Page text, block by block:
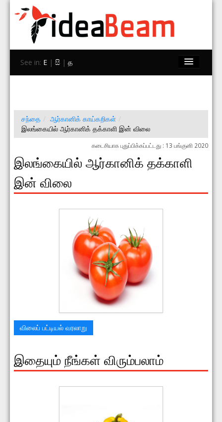
See in: E | සි | த
சந்தை
இடங்கள்
IdeaBeam
தொடர்பு கொள்ள
சந்தை / ஆர்கானிக் காய்கறிகள் /
இலங்கையில் ஆர்கானிக் தக்காளி இன் விலை
கடைசியாக புதுப்பிக்கப்பட்டது : 13 பங்குனி 2020
இலங்கையில் ஆர்கானிக் தக்காளி
இன் விலை
விலைப் பட்டியல் வரலாறு
இதையும் நீங்கள் விரும்பலாம்